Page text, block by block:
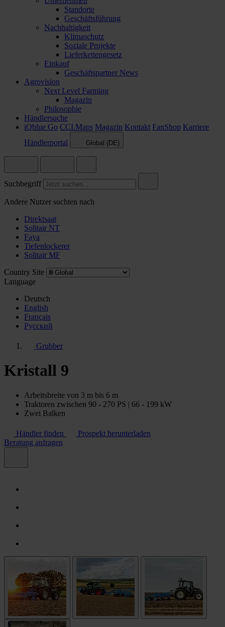
Standorte
Geschäftsführung
Nachhaltigkeit
Klimaschutz
Soziale Projekte
Lieferkettengesetz
Einkauf
Geschäftspartner News
Agrovision
Next Level Farming
Magazin
Philosophie
Händlersuche
iQblue Go CCI.Maps Magazin Kontakt FanShop Karriere
Händlerportal
Global (DE)
Suchbegriff
Andere Nutzer suchten nach
Direktsaat
Solitair NT
Faya
Tiefenlockerer
Solitair MF
Country Site
Language
Deutsch
English
Français
Pусский
Grubber
Kristall 9
Arbeitsbreite von 3 m bis 6 m
Traktoren zwischen 90 - 270 PS | 66 - 199 kW
Zwei Balken
Händler finden
Prospekt herunterladen
Beratung anfragen